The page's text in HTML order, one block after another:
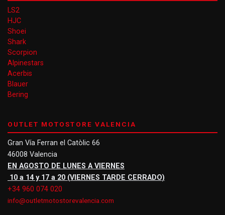
LS2
HJC
Shoei
Shark
Scorpion
Alpinestars
Acerbis
Blauer
Bering
OUTLET MOTOSTORE VALENCIA
Gran Vía Ferran el Catòlic 66
46008 Valencia
EN AGOSTO DE LUNES A VIERNES
10 a 14 y 17 a 20 (VIERNES TARDE CERRADO)
+34 960 074 020
info@outletmotostorevalencia.com